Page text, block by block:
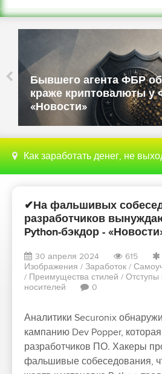
Бывшего агента ФБР
краже криптовалюты у
«Новости»
Как заработать денег, не выходя из дома, мы
✔На фальшивых
разработчиков
Python-бэкдор -
30 апреля 2024 615
Изображения / Заработок /
/ Преимущества стилей / Отступы
носителей
0
Аналитики Securonix
кампанию Dev Popper,
разработчиков ПО. Хакеры
фальшивые собеседования,